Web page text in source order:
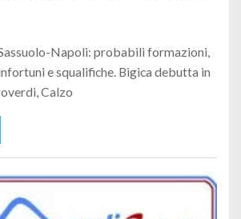
Napoli: probabili formazioni,
e squalifiche. Bigica debutta in
Calzo